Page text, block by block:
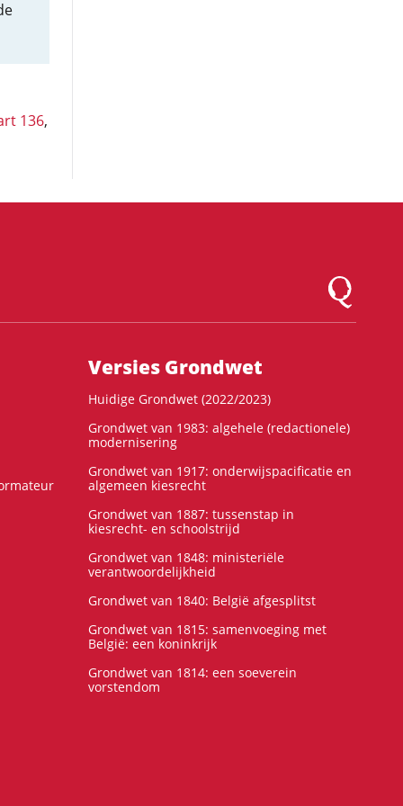
136,
Logo
Versies Grondwet
Huidige Grondwet (2022/2023)
Grondwet van 1983: algehele (redactionele)
modernisering
Grondwet van 1917: onderwijspacificatie en
algemeen kiesrecht
Grondwet van 1887: tussenstap in
kiesrecht- en schoolstrijd
Grondwet van 1848: ministeriële
verantwoordelijkheid
Grondwet van 1840: België afgesplitst
Grondwet van 1815: samenvoeging met
België: een koninkrijk
Grondwet van 1814: een soeverein
vorstendom